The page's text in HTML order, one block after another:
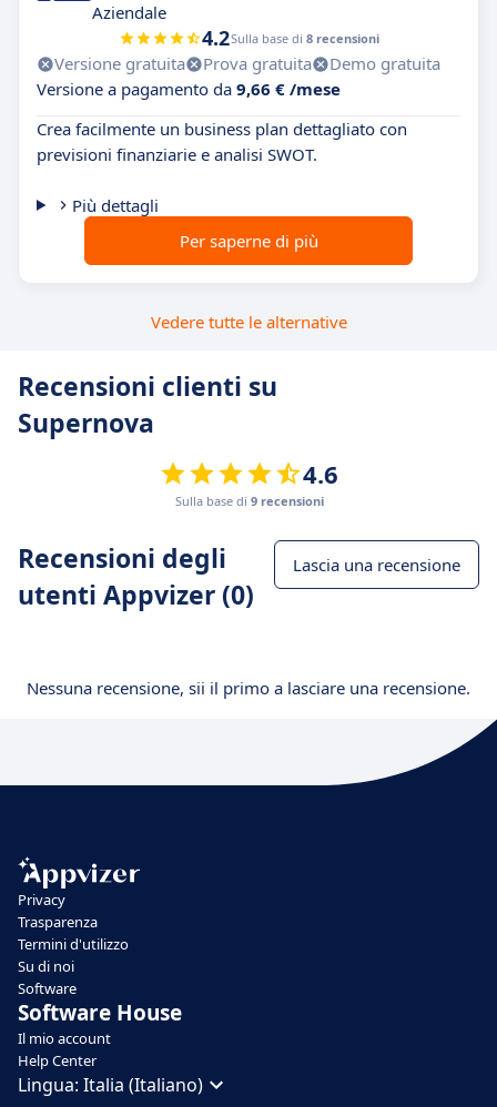
Aziendale
4.2Sulla base di 8 recensioni
Versione gratuita Prova gratuita
Demo gratuita
Versione a pagamento da 9,66 € /mese
Crea facilmente un business plan dettagliato con
previsioni finanziarie e analisi SWOT.
Più dettagli
Per saperne di più
Vedere tutte le alternative
Recensioni clienti su
Supernova
4.6
Sulla base di 9 recensioni
Recensioni degli
utenti Appvizer (0)
Lascia una recensione
Nessuna recensione, sii il primo a lasciare una recensione.
Privacy
Trasparenza
Termini d'utilizzo
Su di noi
Software
Software House
Il mio account
Help Center
Lingua: Italia (Italiano)